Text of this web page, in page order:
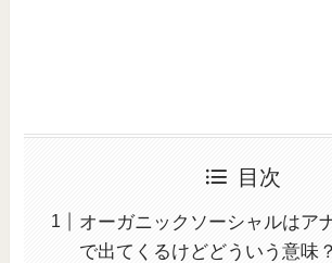
目次
オーガニックソーシャルはア
で出てくるけどどういう意味？